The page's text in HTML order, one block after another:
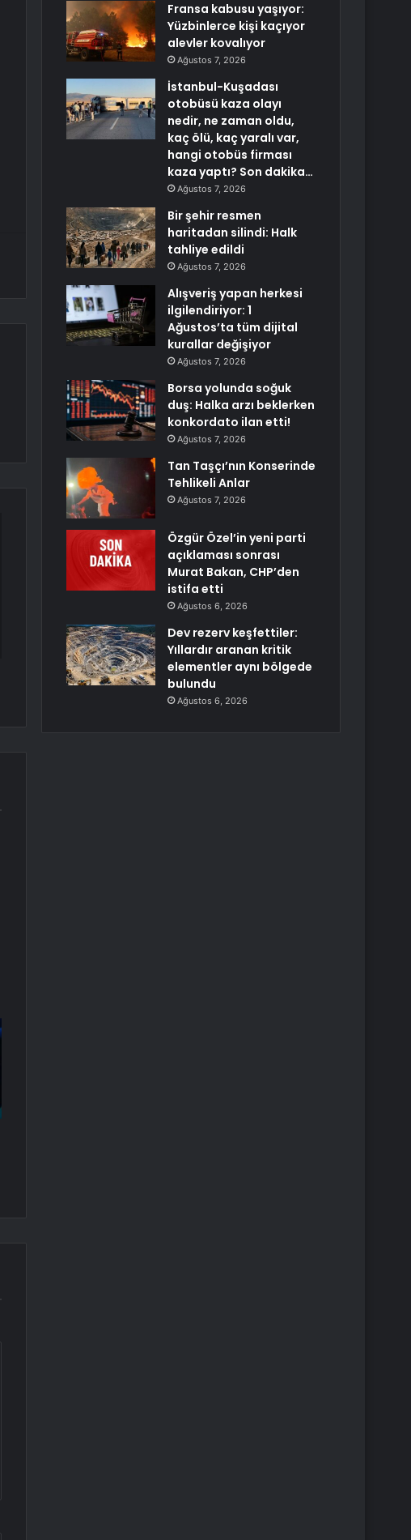
Fransa kabusu yaşıyor:
Yüzbinlerce kişi kaçıyor
alevler kovalıyor
Ağustos 7, 2026
İstanbul-Kuşadası
otobüsü kaza olayı
nedir, ne zaman oldu,
kaç ölü, kaç yaralı var,
hangi otobüs firması
kaza yaptı? Son dakika…
Ağustos 7, 2026
Bir şehir resmen
haritadan silindi: Halk
tahliye edildi
Ağustos 7, 2026
Alışveriş yapan herkesi
ilgilendiriyor: 1
Ağustos’ta tüm dijital
kurallar değişiyor
Ağustos 7, 2026
Borsa yolunda soğuk
duş: Halka arzı beklerken
konkordato ilan etti!
Ağustos 7, 2026
Tan Taşçı’nın Konserinde
Tehlikeli Anlar
Ağustos 7, 2026
Özgür Özel’in yeni parti
açıklaması sonrası
Murat Bakan, CHP’den
istifa etti
Ağustos 6, 2026
Dev rezerv keşfettiler:
Yıllardır aranan kritik
elementler aynı bölgede
bulundu
Ağustos 6, 2026